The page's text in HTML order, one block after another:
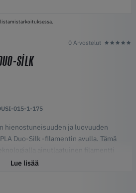
0 Arvostelut
SILK
015-1-175
hienostuneisuuden ja luovuuden
Duo-Silk -filamentin avulla. Tämä
ainutlaatuinen filamentti
täydentävää väriä yhteen
kerroksella.
Lue lisää